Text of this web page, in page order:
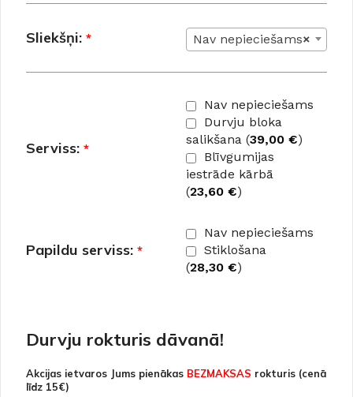
Sliekšņi: * ×
Nav nepieciešams
Serviss: *
Nav nepieciešams
Durvju bloka
salikšana (39,00 €)
Blīvgumijas
iestrāde kārbā
(23,60 €)
Papildu serviss: *
Nav nepieciešams
Stiklošana
(28,30 €)
Durvju rokturis dāvanā!
Akcijas ietvaros Jums pienākas BEZMAKSAS rokturis (cenā
līdz 15€)